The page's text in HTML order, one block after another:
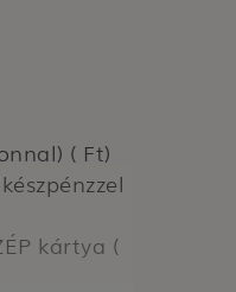
( Ft)
kártya (